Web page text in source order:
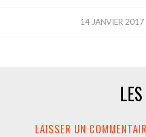
14 JANVIER 2017
/
LES
LAISSER UN